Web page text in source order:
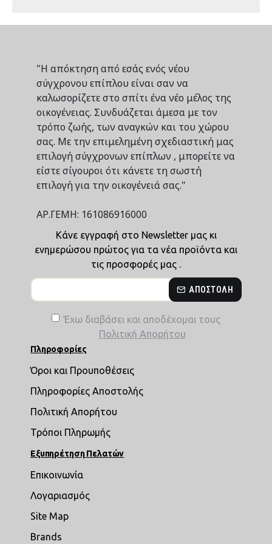
"Η απόκτηση από εσάς ενός νέου
σύγχρονου επίπλου είναι σαν να
καλωσορίζετε στο σπίτι ένα νέο μέλος της
οικογένειας. Συνδυάζεται άμεσα με τον
τρόπο ζωής, των αναγκών και του χώρου
σας. Με την επιμελημένη σχεδιαστική μας
επιλογή σύγχρονων επίπλων , μπορείτε να
είστε σίγουροι ότι κάνετε τη σωστή
επιλογή για την οικογένειά σας."
ΑΡ.ΓΕΜΗ: 161086916000
Κάνε εγγραφή στο Newsletter μας κι
ενημερώσου πρώτος για τα νέα προϊόντα και
τις προσφορές μας .
ΑΠΟΣΤΟΛΉ
Έχω διαβάσει και αποδέχομαι τους
Πολιτική Απορήτου
Πληροφορίες
Όροι και Προυποθέσεις
Πληροφορίες Αποστολής
Πολιτική Απορήτου
Τρόποι Πληρωμής
Εξυπηρέτηση Πελατών
Επικοινωνία
Λογαριασμός
Site Map
Brands